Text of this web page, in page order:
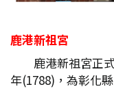
鹿港新祖宮
鹿港新祖宮正
年(1788)，為彰化